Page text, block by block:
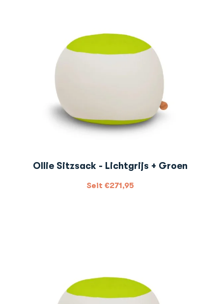
Ollie Sitzsack - Lichtgrijs + Groen
Seit €271,95